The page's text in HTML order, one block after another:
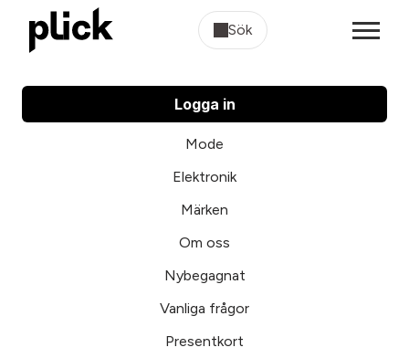
Sök
Logga in
Mode
Elektronik
Märken
Om oss
Nybegagnat
Vanliga frågor
Presentkort